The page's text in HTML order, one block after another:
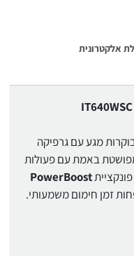
אלקטרונית
מגע עם גרפיקה
באמת עם פעולות
PowerBoost
זמן חימום משמעותי.